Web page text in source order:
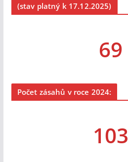
(stav platný k 17.12.2025)
69
Počet zásahů v roce 2024:
103